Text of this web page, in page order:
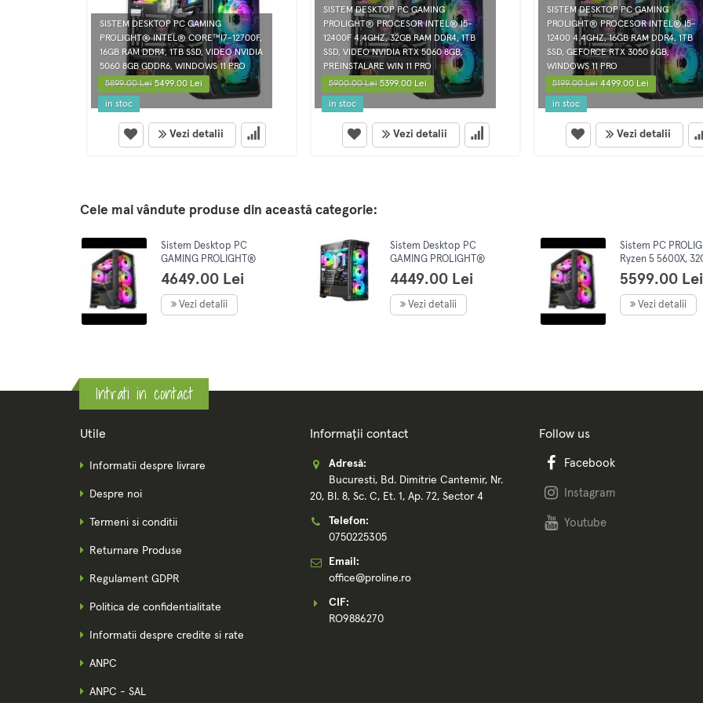
SISTEM DESKTOP PC GAMING
PROLIGHT® INTEL® CORE™I7-12700F,
16GB RAM DDR4, 1TB SSD, VIDEO NVIDIA
5060 8GB GDDR6, WINDOWS 11 PRO
5899.00 Lei5499.00 Lei
in stoc
Vezi detalii
SISTEM DESKTOP PC GAMING
PROLIGHT® PROCESOR INTEL® I5-
12400F 4.4GHZ, 32GB RAM DDR4, 1TB
SSD, VIDEO NVIDIA RTX 5060 8GB,
PREINSTALARE WIN 11 PRO
5900.00 Lei5399.00 Lei
in stoc
Vezi detalii
SISTEM DESKTOP PC GAMING
PROLIGHT® PROCESOR INTEL® I5-
12400 4.4GHZ, 16GB RAM DDR4, 1TB
SSD, GEFORCE RTX 3050 6GB,
WINDOWS 11 PRO
5199.00 Lei4499.00 Lei
in stoc
Vezi detalii
Cele mai vândute produse din această categorie:
Sistem Desktop PC
GAMING PROLIGHT®
Procesor AMD Ryzen 5
5500 4.2GHz, 16GB RAM,
1TB SSD, GEFORCE RTX
5060 8Gb, preinstalare
4649.00 Lei
Vezi detalii
Sistem Desktop PC
GAMING PROLIGHT®
Procesor AMD Ryzen 5
5500 4.2GHz, 16GB RAM
DDR4, 1TB SSD, VIDEO
Nvidia GEFORCE RTX
4449.00 Lei
Vezi detalii
Sistem PC
Ryzen 5 5600X,
RAM, 1TB SSD,
Nvidia GEFORCE
8Gb,
Racire Lichid,
5599.00 Lei
Vezi detalii
Intrati in contact
Utile
Informatii despre livrare
Despre noi
Termeni si conditii
Returnare Produse
Regulament GDPR
Politica de confidentialitate
Informatii despre credite si rate
ANPC
ANPC - SAL
Informații contact
Adresă:
Bucuresti, Bd. Dimitrie Cantemir, Nr.
20, Bl. 8, Sc. C, Et. 1, Ap. 72, Sector 4
Telefon:
0750225305
Email:
office@proline.ro
CIF:
RO9886270
Follow us
Facebook
Instagram
Youtube